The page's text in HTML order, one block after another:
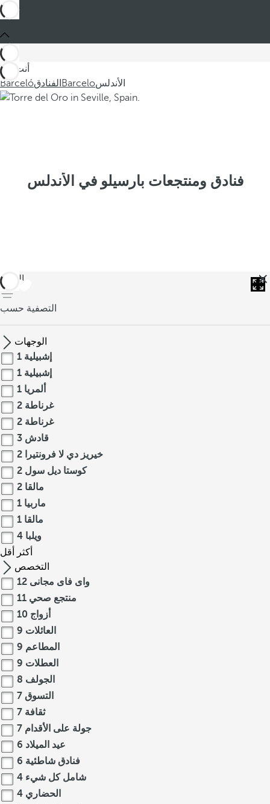
أنت في
Barcelóالفنادق Barceloالأندلس
فنادق ومنتجعات بارسيلو في الأندلس
العودة
التصفية حسب
الوجهات
إشبيلية 1
إشبيلية 1
ألمريا 1
غرناطة 2
غرناطة 2
قادش 3
خيريز دي لا فرونتيرا 2
كوستا ديل سول 2
مالقا 2
ماربيا 1
مالقا 1
ويلبا 4
أكثر
أقل
التخصص
واى فاى مجانى 12
منتجع صحي 11
أزواج 10
العائلات 9
المطاعم 9
العطلات 9
الجولف 8
التسوق 7
ثقافة 7
جولة على الأقدام 7
عيد الميلاد 6
فنادق شاطئية 6
شامل كل شيء 4
الحضاري 4